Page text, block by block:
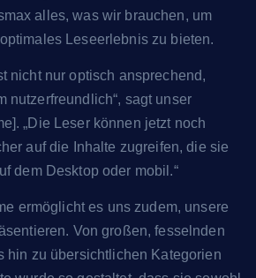
alles, was wir brauchen, um
Leseerlebnis zu bieten.
nicht nur optisch ansprechend,
nutzerfreundlich“, sagt unser
„Die Leser können jetzt noch
auf die Inhalte zugreifen, die sie
dem Desktop oder mobil.“
ermöglicht es uns zudem, unsere
Von großen, fesselnden
hin zu übersichtlichen Kategorien